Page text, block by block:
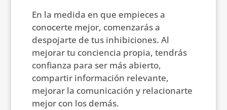
En la medida en que empieces a
conocerte mejor, comenzarás a
despojarte de tus inhibiciones. Al
mejorar tu conciencia propia, tendrás
confianza para ser más abierto,
compartir información relevante,
mejorar la comunicación y relacionarte
mejor con los demás.